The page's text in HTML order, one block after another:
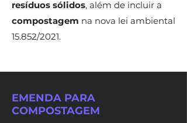
resíduos sólidos, além de incluir a
compostagem na nova lei ambiental
15.852/2021.
EMENDA PARA
COMPOSTAGEM